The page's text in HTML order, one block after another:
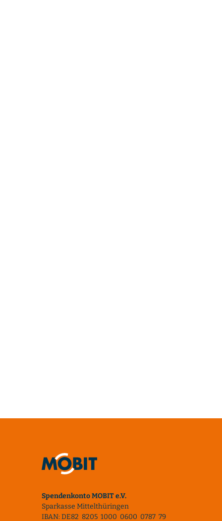
Spendenkonto MOBIT e.V.
Sparkasse Mittelthüringen
IBAN: DE82 8205 1000 0600 0787 79